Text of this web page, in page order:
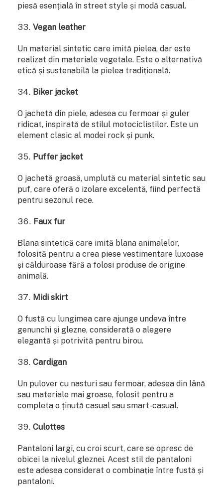
piesă esențială în street style și modă casual.
Vegan leather
Un material sintetic care imită pielea, dar este
realizat din materiale vegetale. Este o alternativă
etică și sustenabilă la pielea tradițională.
Biker jacket
O jachetă din piele, adesea cu fermoar și guler
ridicat, inspirată de stilul motociclistilor. Este un
element clasic al modei rock și punk.
Puffer jacket
O jachetă groasă, umplută cu material sintetic sau
puf, care oferă o izolare excelentă, fiind perfectă
pentru sezonul rece.
Faux fur
Blana sintetică care imită blana animalelor,
folosită pentru a crea piese vestimentare luxoase
și călduroase fără a folosi produse de origine
animală.
Midi skirt
O fustă cu lungimea care ajunge undeva între
genunchi și glezne, considerată o alegere
elegantă și potrivită pentru birou.
Cardigan
Un pulover cu nasturi sau fermoar, adesea din lână
sau materiale mai groase, folosit pentru a
completa o ținută casual sau smart-casual.
Culottes
Pantaloni largi, cu croi scurt, care se opresc de
obicei la nivelul gleznei. Acest stil de pantaloni
este adesea considerat o combinație între fustă și
pantaloni.